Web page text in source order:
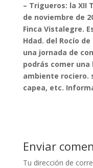
– Trigueros: la XII
de noviembre de
Finca Vistalegre.
Hdad. del Rocío
una jornada de
podrás comer
ambiente rociero.
capea, etc.
Enviar
Tu dirección de